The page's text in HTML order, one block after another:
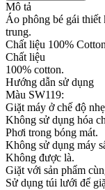
Mô tả
Áo phông bé gái thiết
trung.
Chất liệu 100%
Chất liệu
100% cotton.
Hướng dẫn sử dụng
Màu SW119:
Giặt máy ở chế độ
Không sử dụng hóa
Phơi trong bóng mát.
Không sử dụng máy
Không được là.
Giặt với sản phẩm
Sử dụng túi lưới để